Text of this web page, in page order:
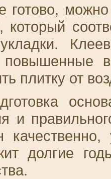
готово,
который
укладки.
плитку от
и
долгие